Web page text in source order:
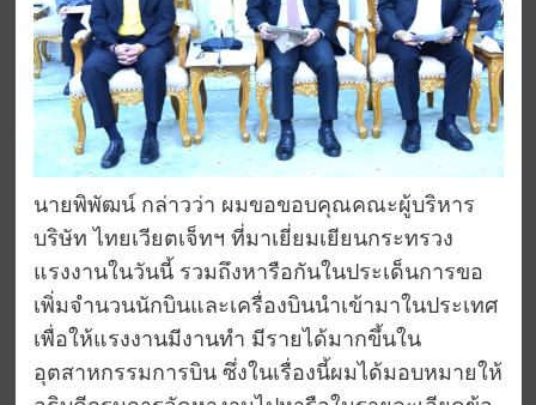
นายพิพัฒน์ กล่าวว่า ผมขอขอบคุณคณะผู้บริหาร
บริษัท ไทยเวียตเจ็ทฯ ที่มาเยี่ยมเยียนกระทรวง
แรงงานในวันนี้ รวมถึงหารือกันในประเด็นการขอ
เพิ่มจำนวนนักบินและเครื่องบินนำเข้ามาในประเทศ
เพื่อให้แรงงานมีงานทำ มีรายได้มากขึ้นใน
อุตสาหกรรมการบิน ซึ่งในเรื่องนี้ผมได้มอบหมายให้